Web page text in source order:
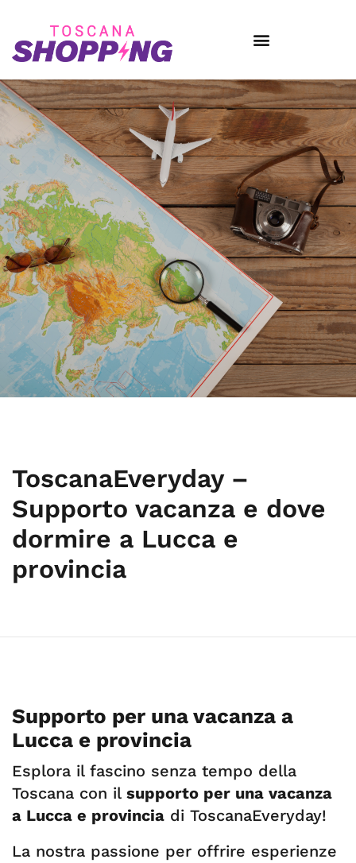
ToscanaEveryday –
Supporto vacanza e dove
dormire a Lucca e
provincia
Supporto per una vacanza a
Lucca e provincia
Esplora il fascino senza tempo della
Toscana con il supporto per una vacanza
a Lucca e provincia di ToscanaEveryday!
La nostra passione per offrire esperienze